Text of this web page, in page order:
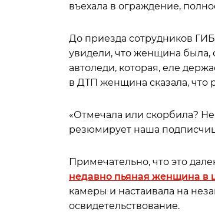
въехала в ограждение,
До приезда сотрудников
увидели, что женщина была,
автоледи, которая, еле
в ДТП женщина сказала, что
«Отмечала или скорбила?
резюмирует наша
Примечательно, что это
недавно пьяная женщина в
камеры и настаивала на
освидетельствование.